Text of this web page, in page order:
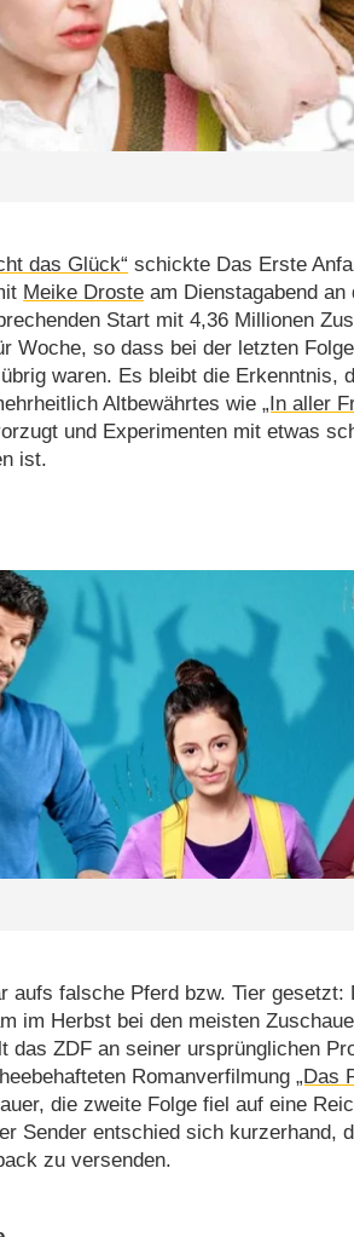
das Glück“ schickte Das Erste
Meike Droste am Dienstagabend
Start mit 4,36 Millionen
Woche, so dass bei der letzten
waren. Es bleibt die Erkenntnis,
Altbewährtes wie„In aller
und Experimenten mit etwas
ist.
aufs falsche Pferd bzw. Tier gesetzt:
im Herbst bei den meisten
das ZDF an seiner ursprünglichen
Romanverfilmung„Das
die zweite Folge fiel auf eine
Sender entschied sich kurzerhand,
zu versenden.